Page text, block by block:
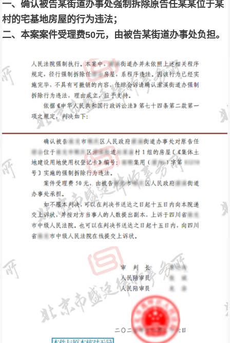
一、确认被告某街道办事处强制拆除原告任某某位于某
村的宅基地房屋的行为违法；
二、本案案件受理费50元，由被告某街道办事处负担。